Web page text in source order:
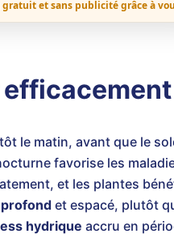
gratuit et sans publicité grâce à
efficacement
le matin, avant que le
favorise les
et les plantes
et espacé, plutôt
hydrique accru en